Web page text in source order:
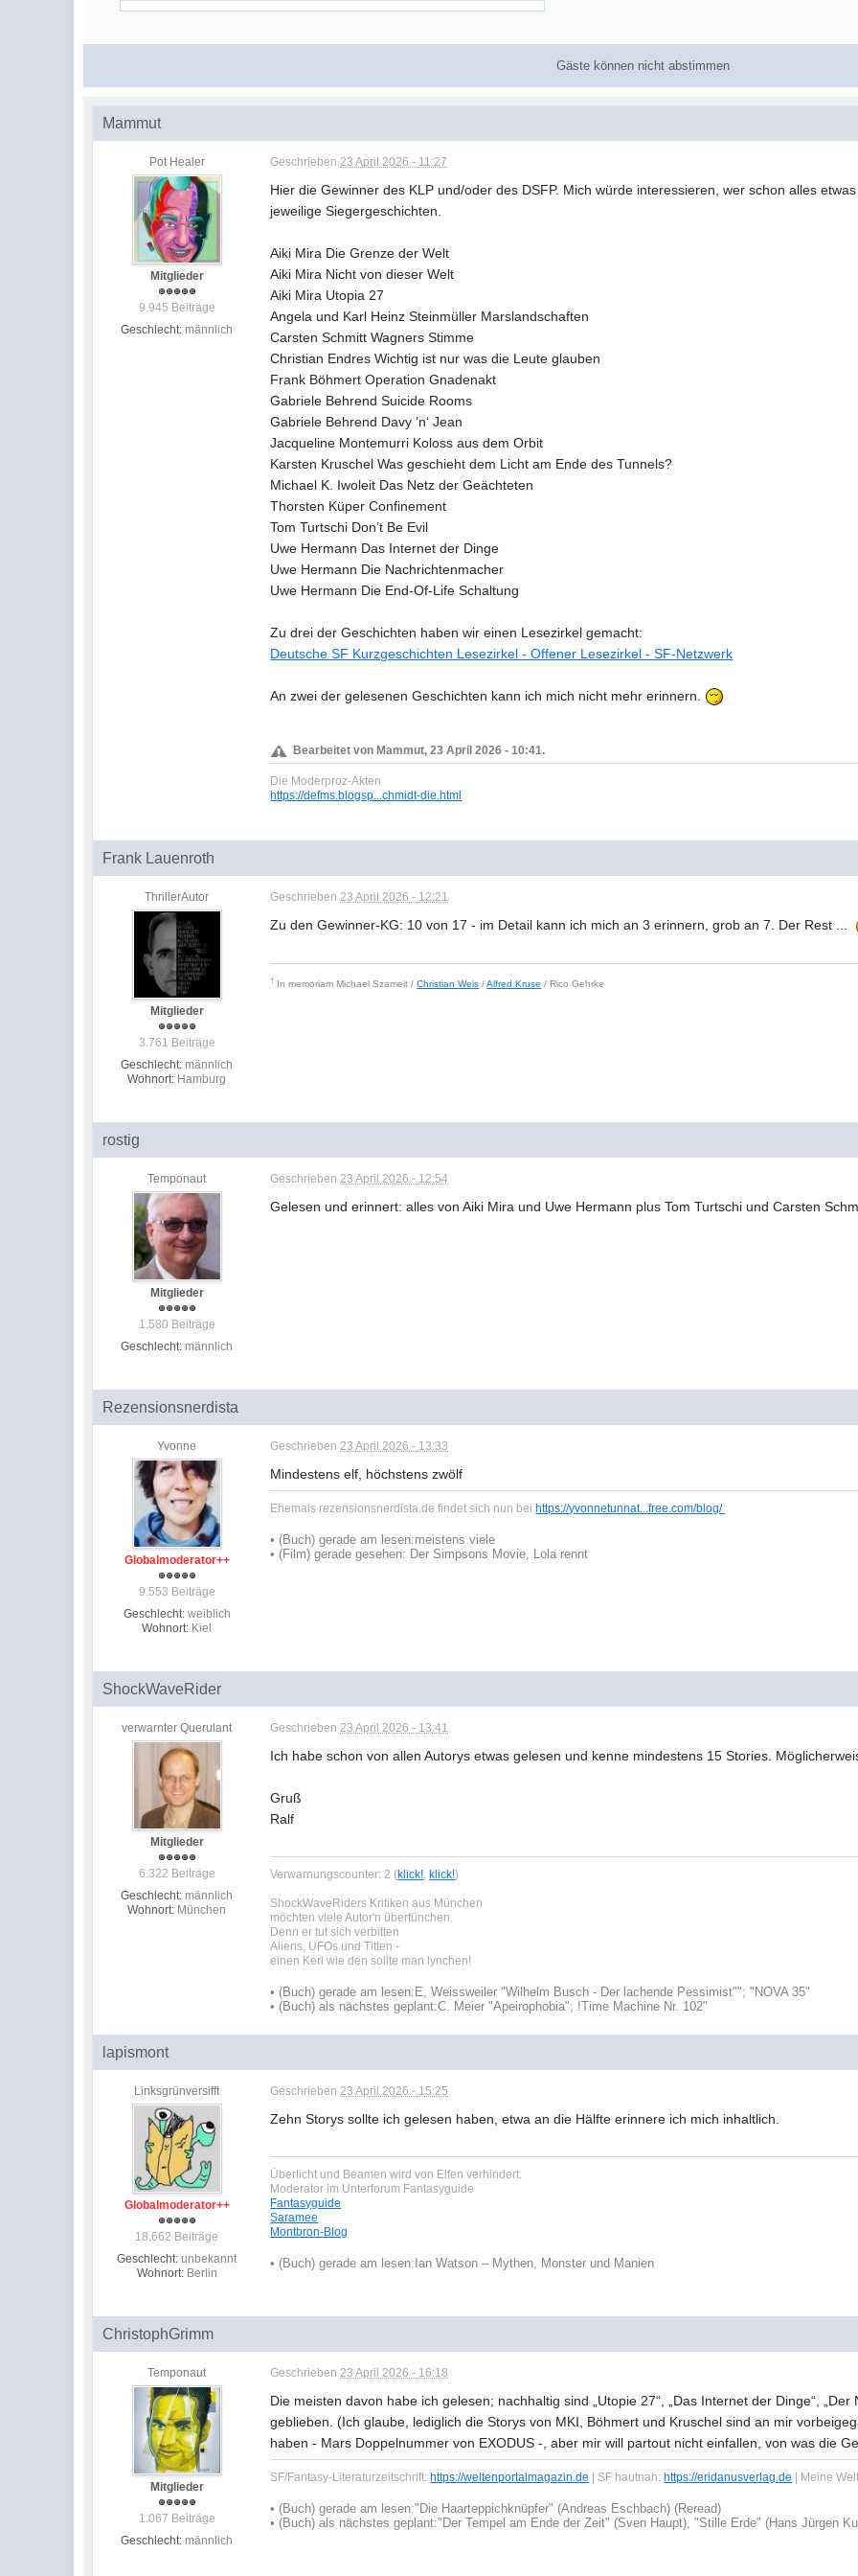
Gäste können nicht abstimmen
Mammut
Pot Healer
Mitglieder
9.945 Beiträge
Geschlecht: männlich
Geschrieben23 April 2026 - 11:27
Hier die Gewinner des KLP und/oder des DSFP. Mich würde interessieren, wer schon alles
jeweilige Siegergeschichten.
Aiki Mira Die Grenze der Welt
Aiki Mira Nicht von dieser Welt
Aiki Mira Utopia 27
Angela und Karl Heinz Steinmüller Marslandschaften
Carsten Schmitt Wagners Stimme
Christian Endres Wichtig ist nur was die Leute glauben
Frank Böhmert Operation Gnadenakt
Gabriele Behrend Suicide Rooms
Gabriele Behrend Davy ’n‘ Jean
Jacqueline Montemurri Koloss aus dem Orbit
Karsten Kruschel Was geschieht dem Licht am Ende des Tunnels?
Michael K. Iwoleit Das Netz der Geächteten
Thorsten Küper Confinement
Tom Turtschi Don’t Be Evil
Uwe Hermann Das Internet der Dinge
Uwe Hermann Die Nachrichtenmacher
Uwe Hermann Die End-Of-Life Schaltung
Zu drei der Geschichten haben wir einen Lesezirkel gemacht:
Deutsche SF Kurzgeschichten Lesezirkel - Offener Lesezirkel - SF-Netzwerk
An zwei der gelesenen Geschichten kann ich mich nicht mehr erinnern.
Bearbeitet von Mammut, 23 April 2026 - 10:41.
Die Moderproz-Akten
https://defms.blogsp...chmidt-die.html
Frank Lauenroth
ThrillerAutor
Mitglieder
3.761 Beiträge
Geschlecht: männlich
Wohnort: Hamburg
Geschrieben23 April 2026 - 12:21
Zu den Gewinner-KG: 10 von 17 - im Detail kann ich mich an 3 erinnern, grob an 7. Der Rest ...
† In memoriam Michael Szameit / Christian Weis /Alfred Kruse / Rico Gehrke
rostig
Temponaut
Mitglieder
1.580 Beiträge
Geschlecht: männlich
Geschrieben23 April 2026 - 12:54
Gelesen und erinnert: alles von Aiki Mira und Uwe Hermann plus Tom Turtschi und Carsten
Rezensionsnerdista
Yvonne
Globalmoderator++
9.553 Beiträge
Geschlecht: weiblich
Wohnort: Kiel
Geschrieben23 April 2026 - 13:33
Mindestens elf, höchstens zwölf
Ehemals rezensionsnerdista.de findet sich nun bei https://yvonnetunnat...free.com/blog/
• (Buch) gerade am lesen:meistens viele
• (Film) gerade gesehen: Der Simpsons Movie, Lola rennt
ShockWaveRider
verwarnter Querulant
Mitglieder
6.322 Beiträge
Geschlecht: männlich
Wohnort: München
Geschrieben23 April 2026 - 13:41
Ich habe schon von allen Autorys etwas gelesen und kenne mindestens 15 Stories.
Gruß
Ralf
Verwarnungscounter: 2 (klick! klick!)
ShockWaveRiders Kritiken aus München
möchten viele Autor'n übertünchen.
Denn er tut sich verbitten
Aliens, UFOs und Titten -
einen Kerl wie den sollte man lynchen!
• (Buch) gerade am lesen: E, Weissweiler "Wilhelm Busch - Der lachende Pessimist""; "NOVA 35"
• (Buch) als nächstes geplant:C. Meier "Apeirophobia"; !Time Machine Nr. 102"
lapismont
Linksgrünversifft
Globalmoderator++
18.662 Beiträge
Geschlecht: unbekannt
Wohnort: Berlin
Geschrieben23 April 2026 - 15:25
Zehn Storys sollte ich gelesen haben, etwa an die Hälfte erinnere ich mich inhaltlich.
Überlicht und Beamen wird von Elfen verhindert.
Moderator im Unterforum Fantasyguide
Fantasyguide
Saramee
Montbron-Blog
• (Buch) gerade am lesen: Ian Watson – Mythen, Monster und Manien
ChristophGrimm
Temponaut
Mitglieder
1.067 Beiträge
Geschlecht: männlich
Geschrieben23 April 2026 - 16:18
Die meisten davon habe ich gelesen; nachhaltig sind „Utopie 27“, „Das Internet der Dinge“,
geblieben. (Ich glaube, lediglich die Storys von MKI, Böhmert und Kruschel sind an mir
haben - Mars Doppelnummer von EXODUS -, aber mir will partout nicht einfallen, von was die
SF/Fantasy-Literaturzeitschrift: https://weltenportalmagazin.de | SF hautnah: https://eridanusverlag.de | Meine
• (Buch) gerade am lesen:"Die Haarteppichknüpfer" (Andreas Eschbach) (Reread)
• (Buch) als nächstes geplant:"Der Tempel am Ende der Zeit" (Sven Haupt), "Stille Erde" (Hans Jürgen